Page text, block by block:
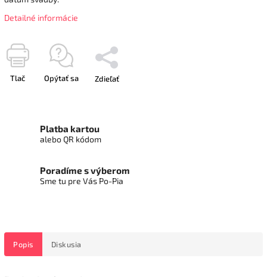
Detailné informácie
Tlač Opýtať sa Zdieľať
Platba kartou
alebo QR kódom
Poradíme s výberom
Sme tu pre Vás Po-Pia
Popis Diskusia